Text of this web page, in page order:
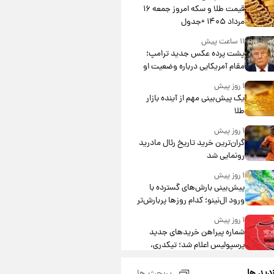
قیمت طلا و سکه امروز جمعه ۱۶
مرداد ۱۴۰۵ +جدول
۱۱ ساعت پیش
پشت پرده عکس جدید ترامپ؛
مقام آمریکایی درباره وضعیت او
چه گفت؟
۱ روز پیش
یک پیش‌بینی مهم از آینده بازار
طلا
۱ روز پیش
گران‌ترین خرید تاریخ رئال مادرید
رونمایی شد
۱ روز پیش
پیش‌بینی بارش‌های گسترده با
ورود ال‌نینو؛ کدام روزها پربارش‌تر
خواهند بود؟
۱ روز پیش
شماره پیراهن خریدهای جدید
پرسپولیس اعلام شد؛ تیکدری،